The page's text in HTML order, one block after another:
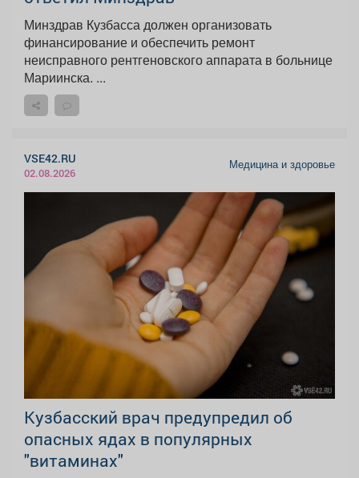
Минздрав Кузбасса должен организовать
финансирование и обеспечить ремонт
неисправного рентгеновского аппарата в больнице
Мариинска. ...
VSE42.RU
02.08.2026
Медицина и здоровье
Кузбасский врач предупредил об
опасных ядах в популярных
"витаминах"